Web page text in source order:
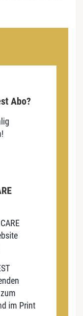
Abo?
im Print